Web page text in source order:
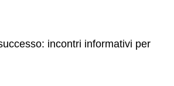
incontri informativi per